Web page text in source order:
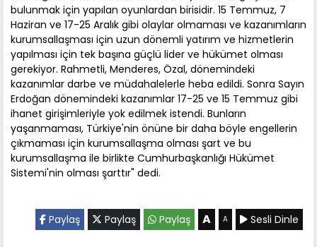
bulunmak için yapılan oyunlardan birisidir. 15 Temmuz, 7
Haziran ve 17-25 Aralık gibi olaylar olmaması ve kazanımların
kurumsallaşması için uzun dönemli yatırım ve hizmetlerin
yapılması için tek başına güçlü lider ve hükümet olması
gerekiyor. Rahmetli, Menderes, Özal, dönemindeki
kazanımlar darbe ve müdahalelerle heba edildi. Sonra Sayın
Erdoğan dönemindeki kazanımlar 17-25 ve 15 Temmuz gibi
ihanet girişimleriyle yok edilmek istendi. Bunların
yaşanmaması, Türkiye'nin önüne bir daha böyle engellerin
çıkmaması için kurumsallaşma olması şart ve bu
kurumsallaşma ile birlikte Cumhurbaşkanlığı Hükümet
Sistemi'nin olması şarttır" dedi.
Paylaş Paylaş Paylaş A A Sesli Dinle